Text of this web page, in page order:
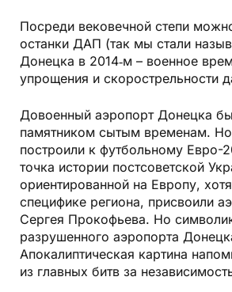
Посреди вековечной степи
останки ДАП (так мы стали
Донецка в 2014‑м – военное
упрощения и скорострельности
Довоенный аэропорт Донецка
памятником сытым временам.
построили к футбольному Евро-
точка истории постсоветской
ориентированной на Европу,
специфике региона, присвоили
Сергея Прокофьева. Но
разрушенного аэропорта
Апокалиптическая картина
из главных битв за